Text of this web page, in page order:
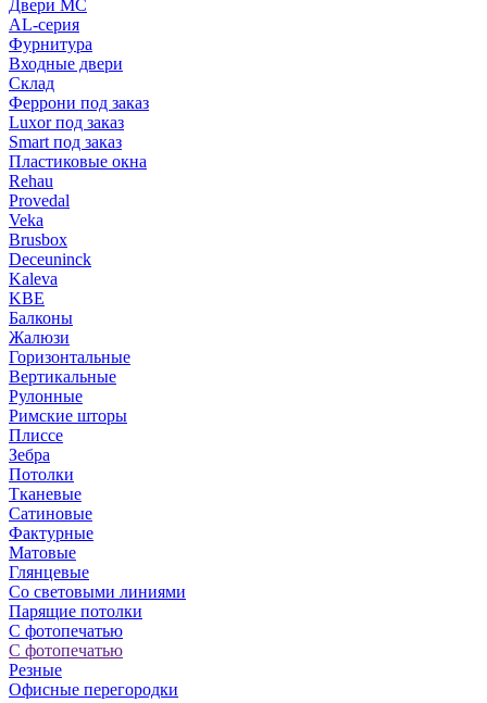
Двери МС
AL-серия
Фурнитура
Входные двери
Склад
Феррони под заказ
Luxor под заказ
Smart под заказ
Пластиковые окна
Rehau
Provedal
Veka
Brusbox
Deceuninck
Kaleva
KBE
Балконы
Жалюзи
Горизонтальные
Вертикальные
Рулонные
Римские шторы
Плиссе
Зебра
Потолки
Тканевые
Сатиновые
Фактурные
Матовые
Глянцевые
Со световыми линиями
Парящие потолки
С фотопечатью
С фотопечатью
Резные
Офисные перегородки